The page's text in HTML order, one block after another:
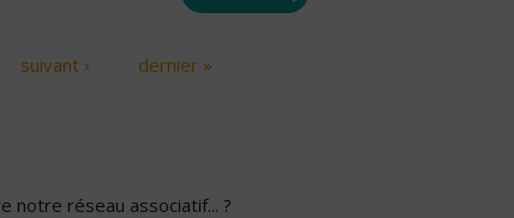
suivant › dernier »
notre réseau associatif... ?